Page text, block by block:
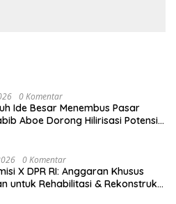
0 Komentar
Ide Besar Menembus Pasar
Aboe Dorong Hilirisasi Potensi
0 Komentar
X DPR RI: Anggaran Khusus
untuk Rehabilitasi & Rekonstruksi